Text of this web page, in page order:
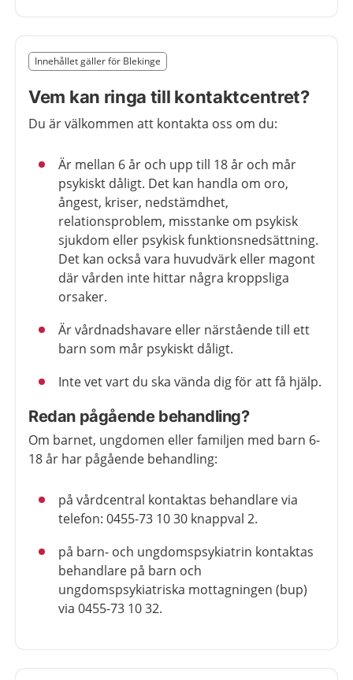
Nedan innehåll gäller region Blekinge
Innehållet gäller för Blekinge
Vem kan ringa till kontaktcentret?
Du är välkommen att kontakta oss om du:
Är mellan 6 år och upp till 18 år och mår
psykiskt dåligt. Det kan handla om oro,
ångest, kriser, nedstämdhet,
relationsproblem, misstanke om psykisk
sjukdom eller psykisk funktionsnedsättning.
Det kan också vara huvudvärk eller magont
där vården inte hittar några kroppsliga
orsaker.
Är vårdnadshavare eller närstående till ett
barn som mår psykiskt dåligt.
Inte vet vart du ska vända dig för att få hjälp.
Redan pågående behandling?
Om barnet, ungdomen eller familjen med barn 6-
18 år har pågående behandling:
på vårdcentral kontaktas behandlare via
telefon: 0455-73 10 30 knappval 2.
på barn- och ungdomspsykiatrin kontaktas
behandlare på barn och
ungdomspsykiatriska mottagningen (bup)
via 0455-73 10 32.
Slut på det regionala tillägget från region Blekinge